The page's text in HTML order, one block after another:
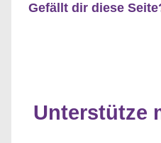
Gefällt dir diese
Unterstütze